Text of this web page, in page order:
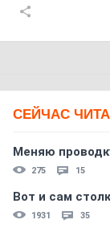
СЕЙЧАС
Меняю
275 15
Вот и сам
1931 35